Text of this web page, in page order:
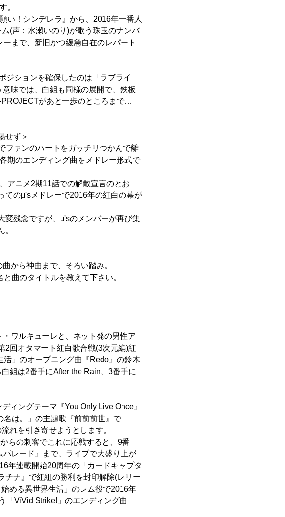
。
い！シンデレラ』から、2016年一番人
(声：水瀬いのり)が歌う珠玉のナンバ
まで、新旧かつ緩急自在のレパート
ジションを確保したのは「ラブライ
味では、白組も同様の展開で、鉄板
があと一歩のところまで…
せず＞
ファンのハートをガッチリつかんで離
期のエンディング曲をメドレー形式で
アニメ2期11話での解散宣言のとお
てのμ'sメドレーで2016年の紅白の幕が
変残念ですが、μ'sのメンバーが再び集
。
から神曲まで、そろい踏み。
曲のタイトルを教えて下さい。
ワルキューレと、ネット発の男性ア
2回オタマート紅白歌合戦(3次元編)紅
」のオープニング曲『Redo』の鈴木
組は2番手にAfter the Rain、3番手に
ィングテーマ『You Only Live Once』
は。」の主題歌『前前前世』で
れを引き寄せようとします。
らの刺客でこれに応戦すると、9番
レード』まで、ライブで大盛り上が
年連載開始20周年の「カードキャプタ
チナ』で紅組の勝利を封印解除(レリー
める異世界生活」のレム役で2016年
「ViVid Strike!」のエンディング曲